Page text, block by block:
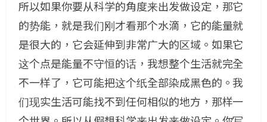
所以如果你要从科学的角度来出发做设定，那它
的势能，就是我们刚才看那个水滴，它的能量就
是很大的，它会延伸到非常广大的区域。如果它
这个点是能量不守恒的话，我想整个生活就完全
不一样了，它可能把这个纸全部染成黑色的。我
们现实生活可能找不到任何相似的地方，那样一